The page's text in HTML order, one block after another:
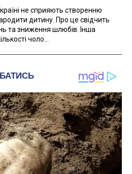
не сприяють створенню
дитину. Про це свідчить
та зниження шлюбів. Інша
чоло...